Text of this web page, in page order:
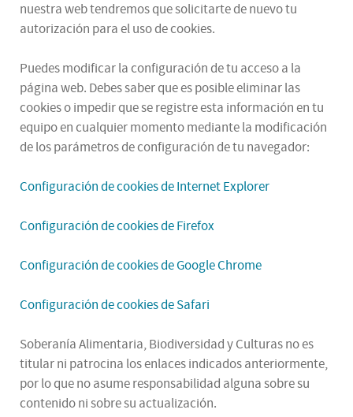
nuestra web tendremos que solicitarte de nuevo tu
autorización para el uso de cookies.
Puedes modificar la configuración de tu acceso a la
página web. Debes saber que es posible eliminar las
cookies o impedir que se registre esta información en tu
equipo en cualquier momento mediante la modificación
de los parámetros de configuración de tu navegador:
Configuración de cookies de Internet Explorer
Configuración de cookies de Firefox
Configuración de cookies de Google Chrome
Configuración de cookies de Safari
Soberanía Alimentaria, Biodiversidad y Culturas no es
titular ni patrocina los enlaces indicados anteriormente,
por lo que no asume responsabilidad alguna sobre su
contenido ni sobre su actualización.